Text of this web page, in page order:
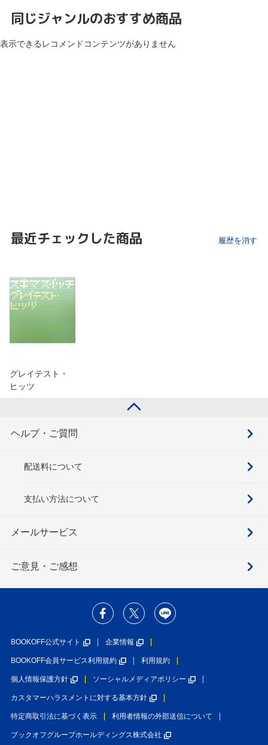
同じジャンルのおすすめ商品
表示できるレコメンドコンテンツがありません
最近チェックした商品 履歴を消す
グレイテスト・
ヒッツ
ヘルプ・ご質問
配送料について
支払い方法について
メールサービス
ご意見・ご感想
BOOKOFF公式サイト 企業情報
BOOKOFF会員サービス利用規約 利用規約
個人情報保護方針 ソーシャルメディアポリシー
カスタマーハラスメントに対する基本方針
特定商取引法に基づく表示 利用者情報の外部送信について
ブックオフグループホールディングス株式会社